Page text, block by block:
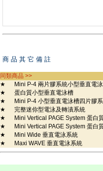
商 品 其 它 備 註
同類商品 >>
★
Mini P-4 兩片膠系統小型垂直電
★
蛋白質小型垂直電泳槽
★
Mini P-4 小型垂直電泳槽四片膠
★
完整迷你型電泳及轉漬系統
★
Mini Vertical PAGE System 蛋白
★
Mini Vertical PAGE System 蛋白
★
Mini Wide 垂直電泳系統
★
Maxi WAVE 垂直電泳系統